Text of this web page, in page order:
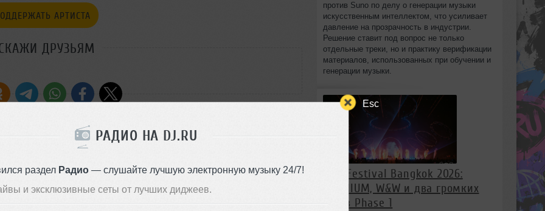
Esc
РАДИО НА DJ.RU
раздел Радио— слушайте лучшую электронную музыку 24/7!
и эксклюзивные сеты от лучших диджеев.
АРТИСТА
ДРУЗЬЯМ
2.8 MB, 320 kbps MP3 41
Добавлен: 19 февраля 2011, 13:29
против Suno по делу о генерации музыки
искусственным интеллектом, что усиливает
давление на прозрачность в индустрии.
Решение ставит под вопрос не только
отдельные треки, но и практику верификации
материалов, использованных при обучении и
генерации музыки.
808 Festival Bangkok 2026:
ILLENIUM, W&W и два громких
B2B в Phase 1